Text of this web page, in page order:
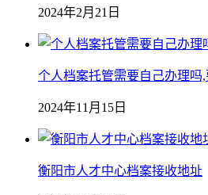
2024年2月21日
个人档案托管需要自己办理吗
2024年11月15日
衡阳市人才中心档案接收地址